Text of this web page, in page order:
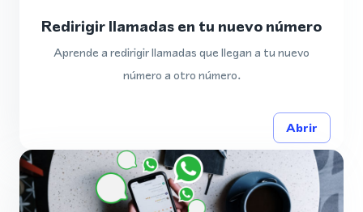
Redirigir llamadas en tu nuevo número
Aprende a redirigir llamadas que llegan a tu nuevo
número a otro número.
Abrir